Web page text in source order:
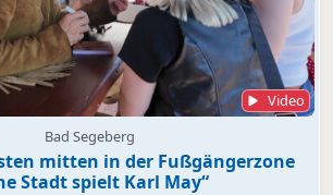
Video
Bad Segeberg
mitten in der Fußgängerzone
Stadt spielt Karl May“